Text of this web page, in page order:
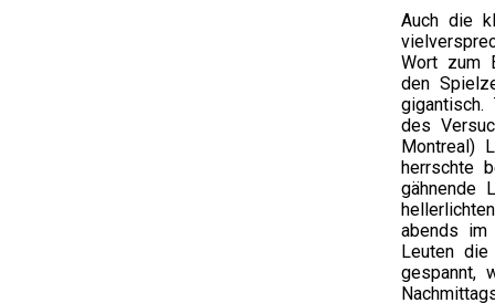
Auch die
Wort zum
den
des
Montreal)
herrschte
gähnende
abends im
Leuten
gespannt,